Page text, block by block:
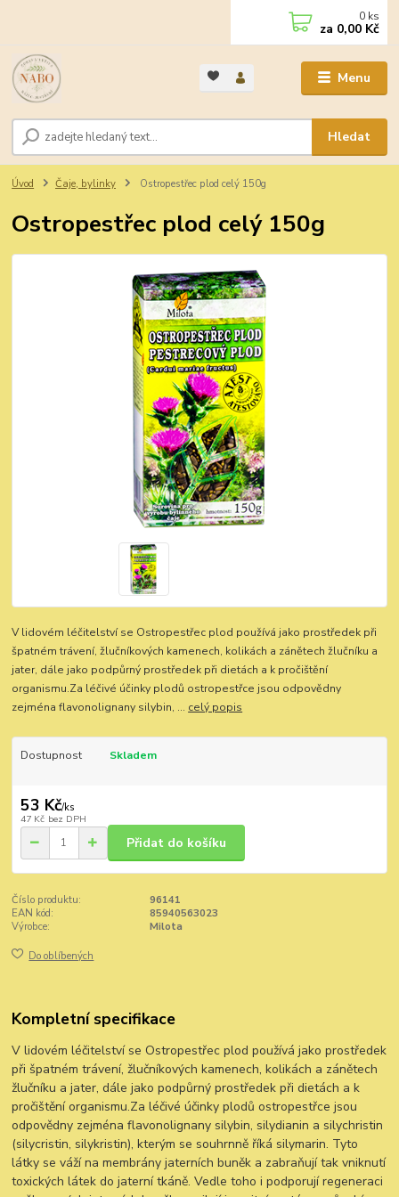
Menu
Hledat
0 ks
za 0,00 Kč
Úvod Čaje, bylinky Ostropestřec plod celý 150g
Ostropestřec plod celý 150g
V lidovém léčitelství se Ostropestřec plod používá jako prostředek při
špatném trávení, žlučníkových kamenech, kolikách a zánětech žlučníku a
jater, dále jako podpůrný prostředek při dietách a k pročištění
organismu.Za léčivé účinky plodů ostropestřce jsou odpovědny
zejména flavonolignany silybin, ... celý popis
Dostupnost Skladem
53 Kč/ks
47 Kč bez DPH
Přidat do košíku
Číslo produktu:
96141
EAN kód:
85940563023
Výrobce:
Milota
Do oblíbených
Kompletní specifikace
V lidovém léčitelství se Ostropestřec plod používá jako prostředek
při špatném trávení, žlučníkových kamenech, kolikách a zánětech
žlučníku a jater, dále jako podpůrný prostředek při dietách a k
pročištění organismu.Za léčivé účinky plodů ostropestřce jsou
odpovědny zejména flavonolignany silybin, silydianin a silychristin
(silycristin, silykristin), kterým se souhrnně říká silymarin. Tyto
látky se váží na membrány jaterních buněk a zabraňují tak vniknutí
toxických látek do jaterní tkáně. Vedle toho i podporují regeneraci